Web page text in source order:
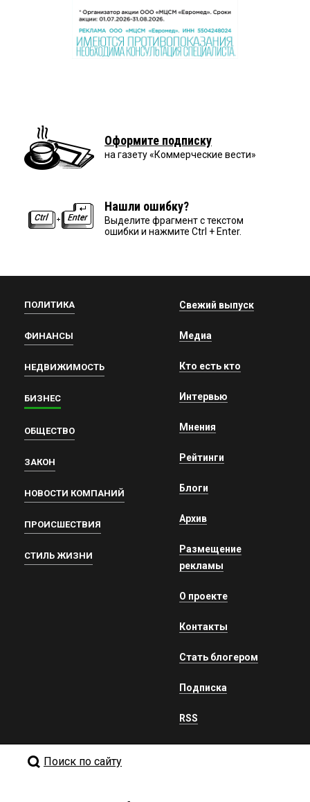
Оформите подписку
на газету «Коммерческие вести»
Нашли ошибку?
Выделите фрагмент с текстом
ошибки и нажмите Ctrl + Enter.
ПОЛИТИКА
ФИНАНСЫ
НЕДВИЖИМОСТЬ
БИЗНЕС
ОБЩЕСТВО
ЗАКОН
НОВОСТИ КОМПАНИЙ
ПРОИСШЕСТВИЯ
СТИЛЬ ЖИЗНИ
Свежий выпуск
Медиа
Кто есть кто
Интервью
Мнения
Рейтинги
Блоги
Архив
Размещение
рекламы
О проекте
Контакты
Стать блогером
Подписка
RSS
Поиск по сайту